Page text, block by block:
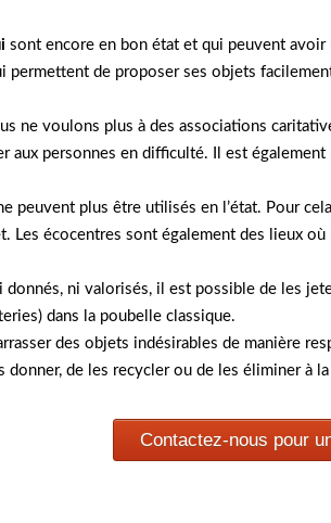
sont encore en bon état et qui peuvent avoir
de proposer ses objets
ne voulons plus à des associations
aux personnes en difficulté. Il est
peuvent plus être utilisés en l’état. Pour
Les écocentres sont également des lieux
ni valorisés, il est possible de les
dans la poubelle classique.
des objets indésirables de manière
de les recycler ou de les éliminer à
Contactez-nous pour